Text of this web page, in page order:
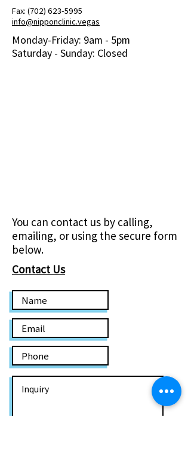
Fax: (702) 623-5995
info@nipponclinic.vegas
Monday-Friday: 9am - 5pm
Saturday - Sunday: Closed
You can contact us by calling,
emailing, or using the secure form
below.
Contact Us